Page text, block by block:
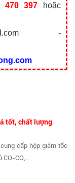
470 397 hoặc
-
tốt, chất lượng
cấp hộp giảm tốc
CQ,...